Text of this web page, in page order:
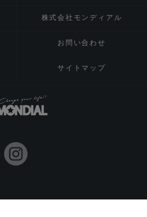
株式会社モンディアル
お問い合わせ
サイトマップ